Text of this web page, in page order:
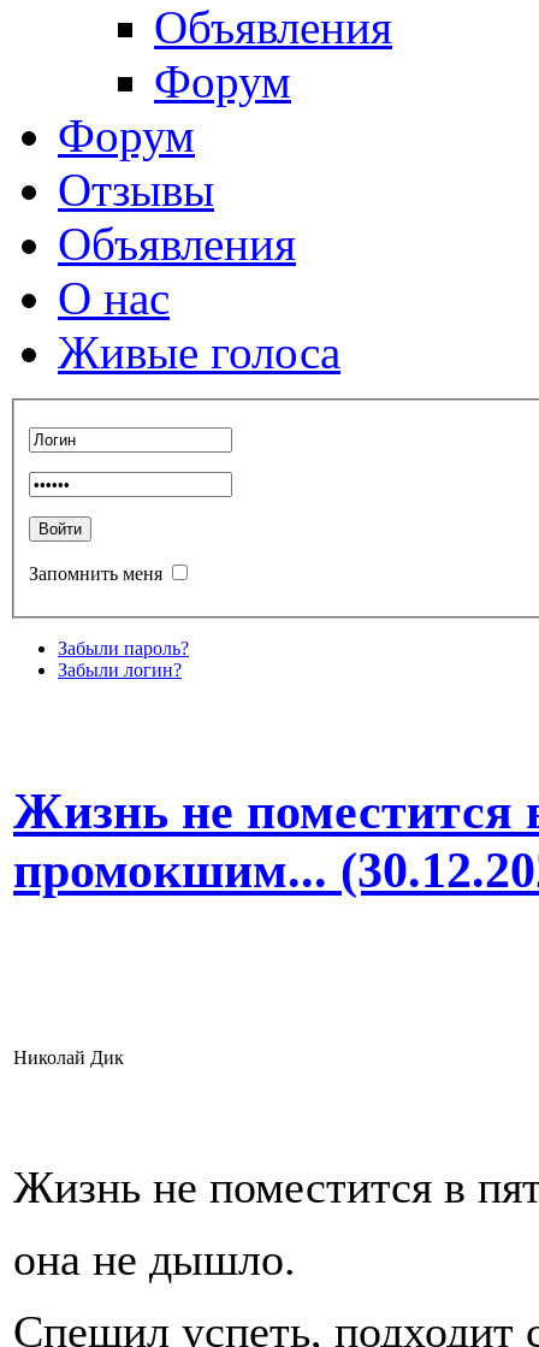
Объявления
Форум
Форум
Отзывы
Объявления
О нас
Живые голоса
Запомнить меня
Забыли пароль?
Забыли логин?
Жизнь не поместится
промокшим...
Николай Дик
Жизнь не поместится в
она не дышло.
Спешил успеть, подходит